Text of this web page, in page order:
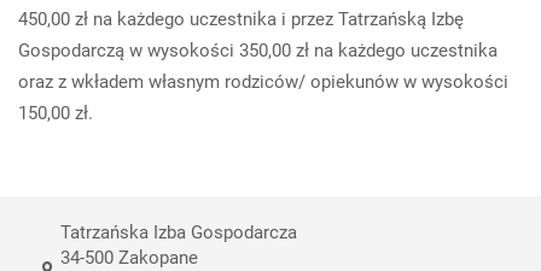
450,00 zł na każdego uczestnika i przez Tatrzańską Izbę
Gospodarczą w wysokości 350,00 zł na każdego uczestnika
oraz z wkładem własnym rodziców/ opiekunów w wysokości
150,00 zł.
Tatrzańska Izba Gospodarcza
34-500 Zakopane